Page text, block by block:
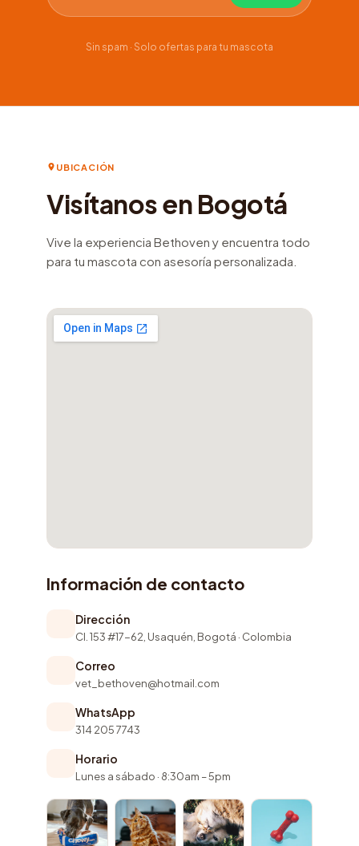
Sin spam · Solo ofertas para tu mascota
UBICACIÓN
Visítanos en Bogotá
Vive la experiencia Bethoven y encuentra todo
para tu mascota con asesoría personalizada.
Información de contacto
Dirección
Cl. 153 #17-62, Usaquén, Bogotá · Colombia
Correo
vet_bethoven@hotmail.com
WhatsApp
314 205 7743
Horario
Lunes a sábado · 8:30am – 5pm